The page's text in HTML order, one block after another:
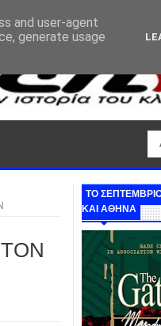
ΤΟΝ
ΤΟ ΣΕΠΤΕΜΒΡΙΟ
ΚΑΙ ΑΘΗΝΑ
and user-agent
generate usage